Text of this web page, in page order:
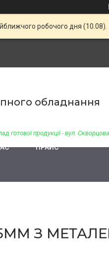
робочого дня (10.08).
обладнання
готової продукції - вул.
ПРАЙС
5ММ З